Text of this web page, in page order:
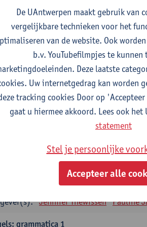
studiepunten
Remco Sleiderink
tot de algemene taalwetenschap
2E SEM
studiepunten
Astrid De Wit Peter Petré
verplichte
Marilize Pretorius Alena
Taalbeheersing 2
2E SEM
Jennifer Thewissen Pauline
grammatica 1
De UAntwerpen maakt gebruik van
vergelijkbare technieken voor het
van de website. Ook
b.v. YouTubefilmpjes te kunnen
Deze laatste
Uw internetgedrag kan worden
tracking cookies Door op
gaat u hiermee akkoord. Lees ook het
statement
Stel je persoonlijke
Accepteer alle